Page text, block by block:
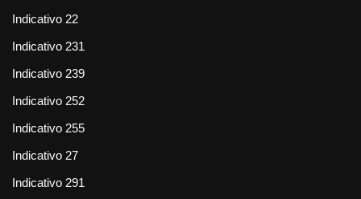
Indicativo 22
Indicativo 231
Indicativo 239
Indicativo 252
Indicativo 255
Indicativo 27
Indicativo 291